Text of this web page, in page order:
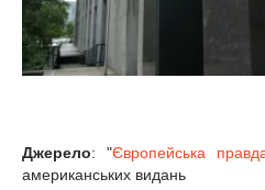
Джерело: "Європейська
американських видань